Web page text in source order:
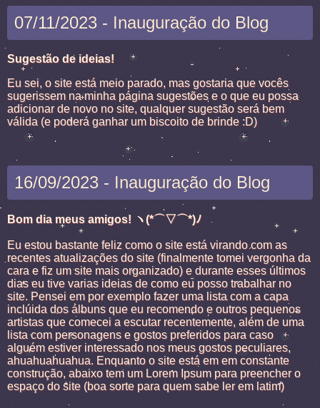
07/11/2023 - Inauguração do Blog
Sugestão de ideias!
Eu sei, o site está meio parado, mas gostaria que vocês
sugerissem na minha página sugestões e o que eu possa
adicionar de novo no site, qualquer sugestão será bem
válida (e poderá ganhar um biscoito de brinde :D)
16/09/2023 - Inauguração do Blog
Bom dia meus amigos! ヽ(*⌒▽⌒*)ﾉ
Eu estou bastante feliz como o site está virando com as
recentes atualizações do site (finalmente tomei vergonha da
cara e fiz um site mais organizado) e durante esses últimos
dias eu tive varias ideias de como eu posso trabalhar no
site. Pensei em por exemplo fazer uma lista com a capa
inclúida dos álbuns que eu recomendo e outros pequenos
artistas que comecei a escutar recentemente, além de uma
lista com personagens e gostos preferidos para caso
alguém estiver interessado nos meus gostos peculiares,
ahuahuahuahua. Enquanto o site está em em constante
construção, abaixo tem um Lorem Ipsum para preencher o
espaço do site (boa sorte para quem sabe ler em latim)